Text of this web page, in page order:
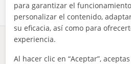
para garantizar el
personalizar el contenido,
su eficacia, así como para
experiencia.
Al hacer clic en “Aceptar”,